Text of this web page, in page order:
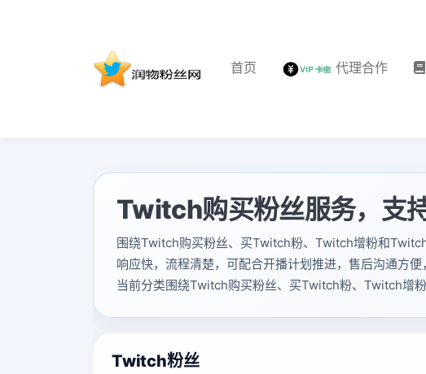
首页 代理合作
Twitch购买粉丝服务，支
围绕Twitch购买粉丝、买Twitch粉、Twitch增粉和
响应快，流程清楚，可配合开播计划推进，售后沟通方便
当前分类围绕Twitch购买粉丝、买Twitch粉、Twitch增
Twitch粉丝